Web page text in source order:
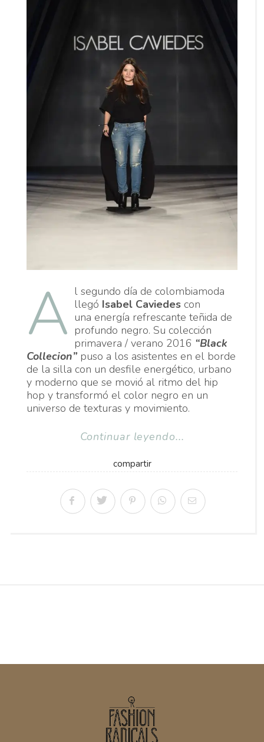
A l segundo día de colombiamoda
llegó Isabel Caviedes con
una energía refrescante teñida de
profundo negro. Su colección
primavera / verano 2016 “Black
Collecion” puso a los asistentes en el borde
de la silla con un desfile energético, urbano
y moderno que se movió al ritmo del hip
hop y transformó el color negro en un
universo de texturas y movimiento.
Continuar leyendo...
compartir